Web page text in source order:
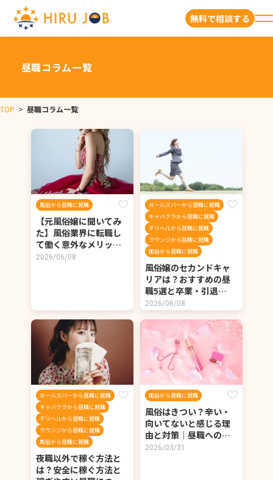
無料で相談する
昼職コラム一覧
TOP > 昼職コラム一覧
風俗から昼職に就職
【元風俗嬢に聞いてみ
た】風俗業界に転職し
て働く意外なメリッ…
2026/06/08
ガールズバーから昼職に就職
キャバクラから昼職に就職
デリヘルから昼職に就職
ラウンジから昼職に就職
風俗から昼職に就職
風俗嬢のセカンドキャ
リアは？おすすめの昼
職5選と卒業・引退…
2026/06/08
ガールズバーから昼職に就職
キャバクラから昼職に就職
デリヘルから昼職に就職
ラウンジから昼職に就職
風俗から昼職に就職
夜職以外で稼ぐ方法と
は？安全に稼ぐ方法と
風俗から昼職に就職
風俗はきつい？辛い・
向いてないと感じる理
由と対策｜昼職への…
2026/03/31